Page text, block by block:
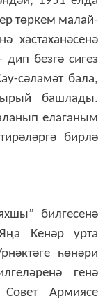
төркем малай-
хастаханәсенә
безгә сигез
сәламәт бала,
башлады.
елаганым
бирлә
билгесенә
Кенәр урта
һөнәри
генә
Армиясе